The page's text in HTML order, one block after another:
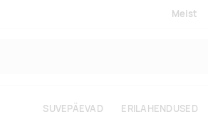
Meist
SUVEPÄEVAD ERILAHENDUSED